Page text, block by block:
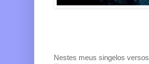
Nestes meus singelos versos